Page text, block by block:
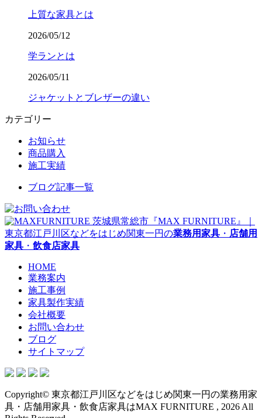
上質な家具とは
2026/05/12
学ランとは
2026/05/11
ジャケットとブレザーの違い
カテゴリー
お知らせ
商品購入
施工実績
ブログ記事一覧
茨城県常総市『MAX FURNITURE』｜
東京都江戸川区などをはじめ関東一円の業務用家具 ・ 店舗用
家具 ・ 飲食店家具
HOME
業務案内
施工事例
家具製作実績
会社概要
お問い合わせ
ブログ
サイトマップ
Copyright© 東京都江戸川区などをはじめ関東一円の業務用家
具・店舗用家具・飲食店家具はMAX FURNITURE , 2026 All